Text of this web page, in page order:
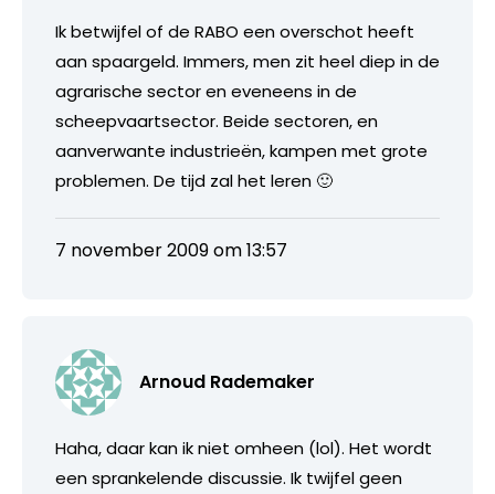
Ik betwijfel of de RABO een overschot heeft
aan spaargeld. Immers, men zit heel diep in de
agrarische sector en eveneens in de
scheepvaartsector. Beide sectoren, en
aanverwante industrieën, kampen met grote
problemen. De tijd zal het leren 🙂
7 november 2009 om 13:57
Arnoud Rademaker
Haha, daar kan ik niet omheen (lol). Het wordt
een sprankelende discussie. Ik twijfel geen